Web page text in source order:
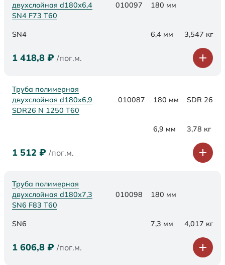
двухслойная d180х6,4
SN4 F73 Т60
010097 180 мм
SN4 6,4 мм 3,547 кг
1 418,8 ₽ /пог.м.
Труба полимерная
двухслойная d180x6,9
SDR26 N 1250 Т60
010087 180 мм SDR 26
6,9 мм 3,78 кг
1 512 ₽ /пог.м.
Труба полимерная
двухслойная d180х7,3
SN6 F83 Т60
010098 180 мм
SN6 7,3 мм 4,017 кг
1 606,8 ₽ /пог.м.